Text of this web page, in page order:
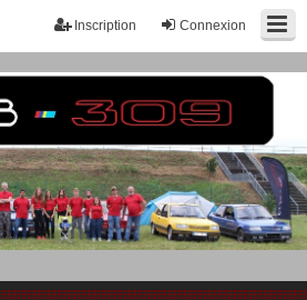
Connexion
Inscription